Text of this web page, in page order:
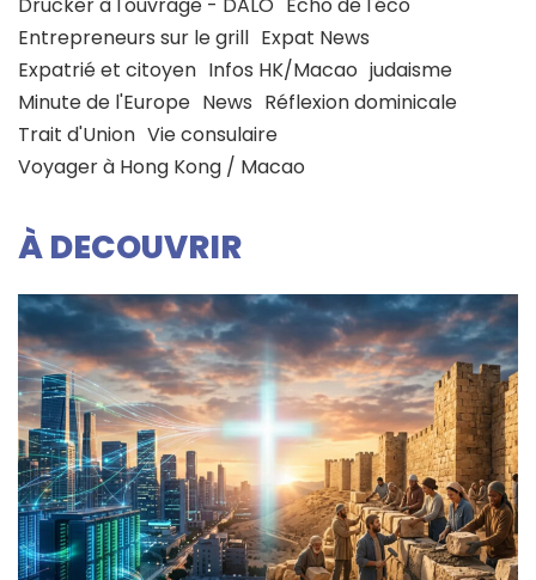
Entrepreneurs sur le grill Expat News
Expatrié et citoyen Infos HK/Macao judaisme
Minute de l'Europe News Réflexion dominicale
Trait d'Union Vie consulaire
Voyager à Hong Kong / Macao
À DECOUVRIR